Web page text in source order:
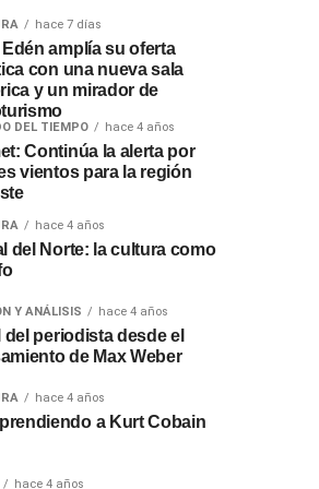
hace 7 días
Edén amplía su oferta
con una nueva sala
y un mirador de
DEL TIEMPO hace 4 años
Continúa la alerta por
vientos para la región
hace 4 años
del Norte: la cultura como
Y ANÁLISIS hace 4 años
del periodista desde el
de Max Weber
hace 4 años
a Kurt Cobain
hace 4 años